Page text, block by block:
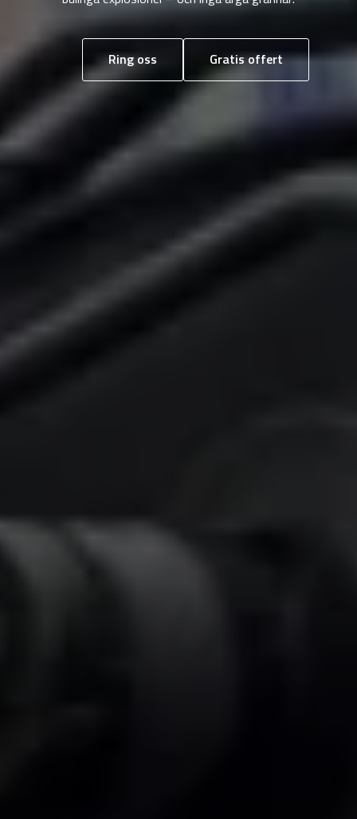
Ring oss Gratis offert